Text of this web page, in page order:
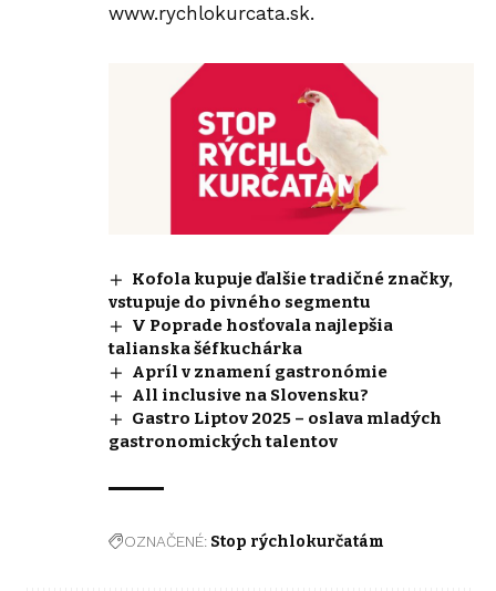
www.rychlokurcata.sk.
Kofola kupuje ďalšie tradičné značky,
vstupuje do pivného segmentu
V Poprade hosťovala najlepšia
talianska šéfkuchárka
Apríl v znamení gastronómie
All inclusive na Slovensku?
Gastro Liptov 2025 – oslava mladých
gastronomických talentov
OZNAČENÉ: Stop rýchlokurčatám